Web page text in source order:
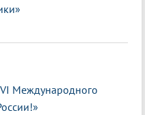
Международного